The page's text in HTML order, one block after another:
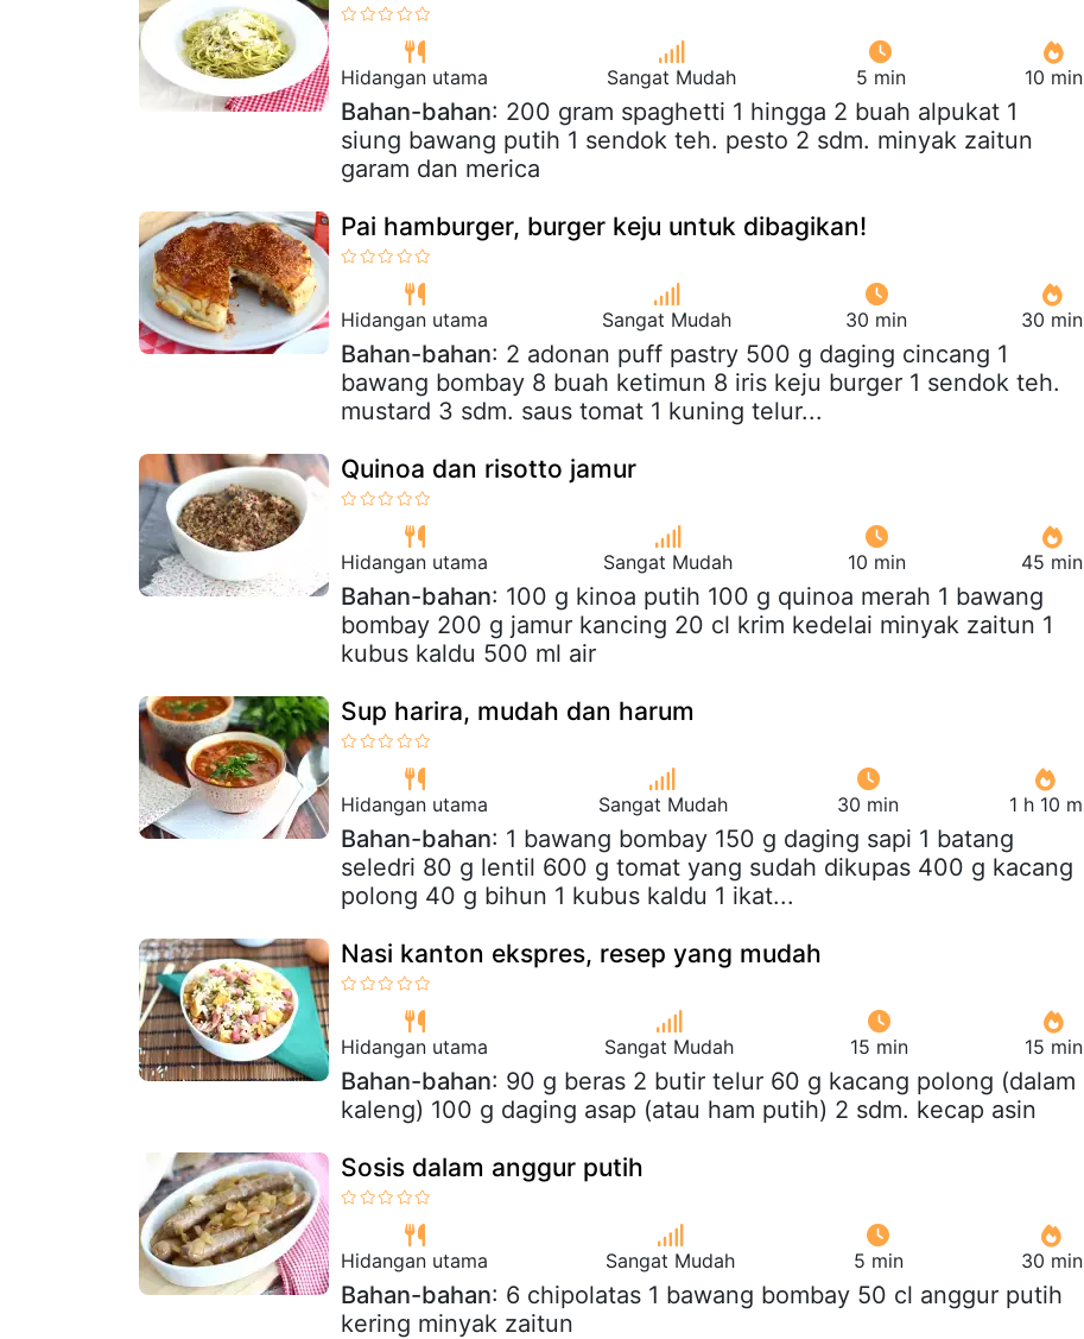
Hidangan utama Sangat Mudah 5 min 10 min
Bahan-bahan: 200 gram spaghetti 1 hingga 2 buah alpukat 1
siung bawang putih 1 sendok teh. pesto 2 sdm. minyak zaitun
garam dan merica
Pai hamburger, burger keju untuk dibagikan!
Hidangan utama Sangat Mudah 30 min 30 min
Bahan-bahan: 2 adonan puff pastry 500 g daging cincang 1
bawang bombay 8 buah ketimun 8 iris keju burger 1 sendok teh.
mustard 3 sdm. saus tomat 1 kuning telur...
Quinoa dan risotto jamur
Hidangan utama Sangat Mudah 10 min 45 min
Bahan-bahan: 100 g kinoa putih 100 g quinoa merah 1 bawang
bombay 200 g jamur kancing 20 cl krim kedelai minyak zaitun 1
kubus kaldu 500 ml air
Sup harira, mudah dan harum
Hidangan utama Sangat Mudah 30 min 1 h 10 m
Bahan-bahan: 1 bawang bombay 150 g daging sapi 1 batang
seledri 80 g lentil 600 g tomat yang sudah dikupas 400 g kacang
polong 40 g bihun 1 kubus kaldu 1 ikat...
Nasi kanton ekspres, resep yang mudah
Hidangan utama Sangat Mudah 15 min 15 min
Bahan-bahan: 90 g beras 2 butir telur 60 g kacang polong (dalam
kaleng) 100 g daging asap (atau ham putih) 2 sdm. kecap asin
Sosis dalam anggur putih
Hidangan utama Sangat Mudah 5 min 30 min
Bahan-bahan: 6 chipolatas 1 bawang bombay 50 cl anggur putih
kering minyak zaitun